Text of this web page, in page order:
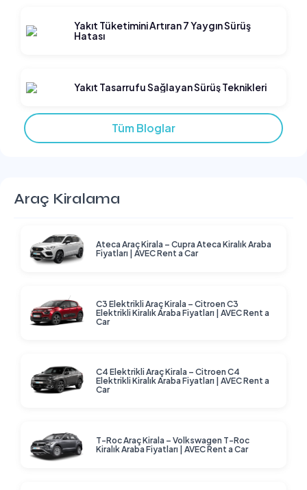
Yakıt Tüketimini Artıran 7 Yaygın Sürüş
Hatası
Yakıt Tasarrufu Sağlayan Sürüş Teknikleri
Tüm Bloglar
Araç Kiralama
Ateca Araç Kirala – Cupra Ateca Kiralık Araba
Fiyatları | AVEC Rent a Car
C3 Elektrikli Araç Kirala – Citroen C3
Elektrikli Kiralık Araba Fiyatları | AVEC Rent a
Car
C4 Elektrikli Araç Kirala – Citroen C4
Elektrikli Kiralık Araba Fiyatları | AVEC Rent a
Car
T-Roc Araç Kirala – Volkswagen T-Roc
Kiralık Araba Fiyatları | AVEC Rent a Car